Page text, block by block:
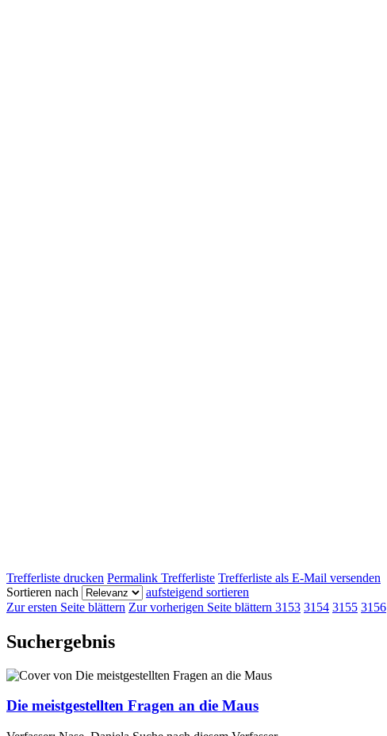
Trefferliste drucken Permalink Trefferliste Trefferliste als E-Mail versenden
Sortieren nach
aufsteigend sortieren
Zur ersten Seite blättern Zur vorherigen Seite blättern 3153 3154 3155 3156
Suchergebnis
Die meistgestellten Fragen an die Maus